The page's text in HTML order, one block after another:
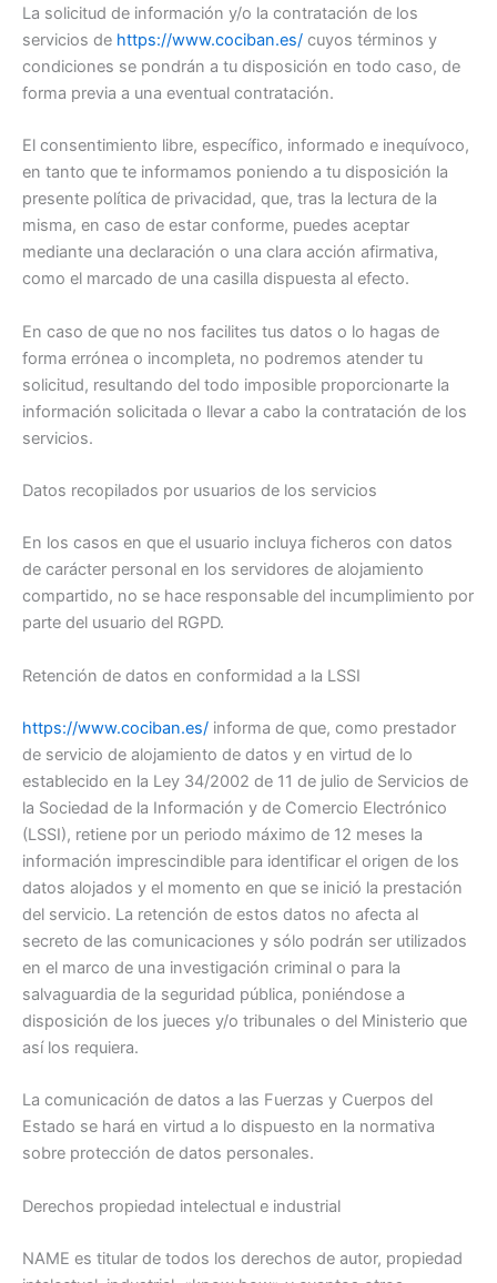
La solicitud de información y/o la contratación de los
servicios de https://www.cociban.es/ cuyos términos y
condiciones se pondrán a tu disposición en todo caso, de
forma previa a una eventual contratación.
El consentimiento libre, específico, informado e inequívoco,
en tanto que te informamos poniendo a tu disposición la
presente política de privacidad, que, tras la lectura de la
misma, en caso de estar conforme, puedes aceptar
mediante una declaración o una clara acción afirmativa,
como el marcado de una casilla dispuesta al efecto.
En caso de que no nos facilites tus datos o lo hagas de
forma errónea o incompleta, no podremos atender tu
solicitud, resultando del todo imposible proporcionarte la
información solicitada o llevar a cabo la contratación de los
servicios.
Datos recopilados por usuarios de los servicios
En los casos en que el usuario incluya ficheros con datos
de carácter personal en los servidores de alojamiento
compartido, no se hace responsable del incumplimiento por
parte del usuario del RGPD.
Retención de datos en conformidad a la LSSI
https://www.cociban.es/ informa de que, como prestador
de servicio de alojamiento de datos y en virtud de lo
establecido en la Ley 34/2002 de 11 de julio de Servicios de
la Sociedad de la Información y de Comercio Electrónico
(LSSI), retiene por un periodo máximo de 12 meses la
información imprescindible para identificar el origen de los
datos alojados y el momento en que se inició la prestación
del servicio. La retención de estos datos no afecta al
secreto de las comunicaciones y sólo podrán ser utilizados
en el marco de una investigación criminal o para la
salvaguardia de la seguridad pública, poniéndose a
disposición de los jueces y/o tribunales o del Ministerio que
así los requiera.
La comunicación de datos a las Fuerzas y Cuerpos del
Estado se hará en virtud a lo dispuesto en la normativa
sobre protección de datos personales.
Derechos propiedad intelectual e industrial
NAME es titular de todos los derechos de autor, propiedad